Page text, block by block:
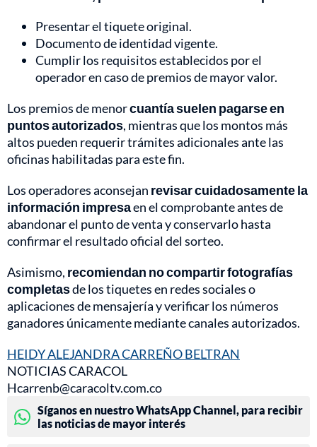
Presentar el tiquete original.
Documento de identidad vigente.
Cumplir los requisitos establecidos por el
operador en caso de premios de mayor valor.
Los premios de menorcuantía suelen pagarse en
puntos autorizados, mientras que los montos más
altos pueden requerir trámites adicionales ante las
oficinas habilitadas para este fin.
Los operadores aconsejan revisar cuidadosamente la
información impresaen el comprobante antes de
abandonar el punto de venta y conservarlo hasta
confirmar el resultado oficial del sorteo.
Asimismo, recomiendan no compartir fotografías
completasde los tiquetes en redes sociales o
aplicaciones de mensajería y verificar los números
ganadores únicamente mediante canales autorizados.
HEIDY ALEJANDRA CARREÑO BELTRAN
NOTICIAS CARACOL
Hcarrenb@caracoltv.com.co
Síganos en nuestro WhatsApp Channel, para recibir
las noticias de mayor interés